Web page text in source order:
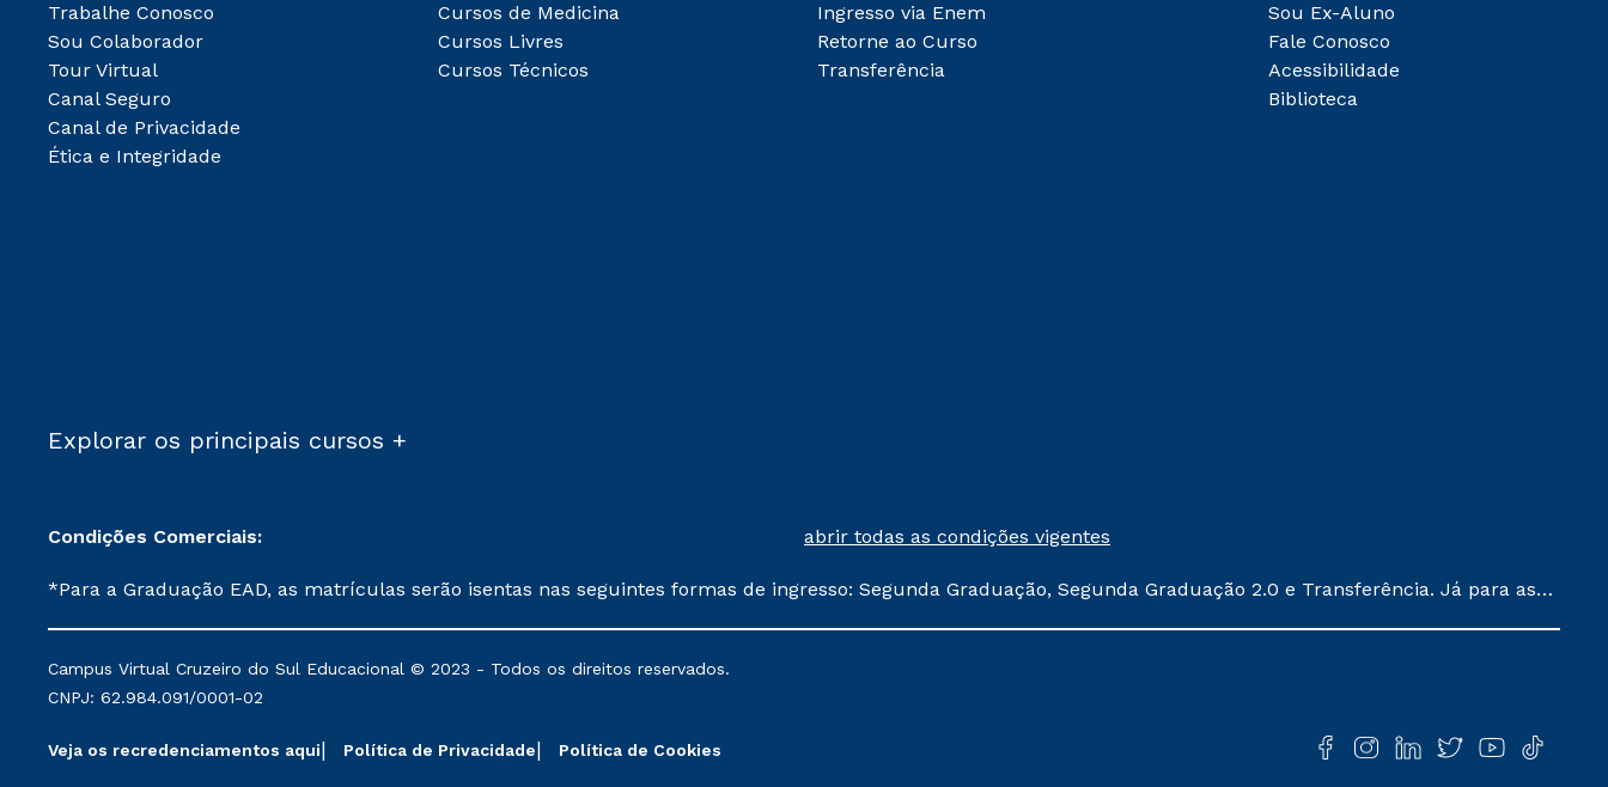
Trabalhe Conosco
Sou Colaborador
Tour Virtual
Canal Seguro
Canal de Privacidade
Ética e Integridade
Cursos de Medicina
Cursos Livres
Cursos Técnicos
Ingresso via Enem
Retorne ao Curso
Transferência
Sou Ex-Aluno
Fale Conosco
Acessibilidade
Biblioteca
Explorar os principais cursos +
Condições Comerciais: abrir todas as condições vigentes
*Para a Graduação EAD, as matrículas serão isentas nas seguintes formas de ingresso: Segunda Graduação, Segunda Graduação 2.0 e Transferência. Já para as
mantidos conforme negociação. Descontos institucionais poderão sofrer alterações nos períodos de rematrícula conforme exposto no contrato de prestação de
serviços.
Campus Virtual Cruzeiro do Sul Educacional © 2023 - Todos os direitos reservados.
CNPJ: 62.984.091/0001-02
Veja os recredenciamentos aqui Política de Privacidade Política de Cookies